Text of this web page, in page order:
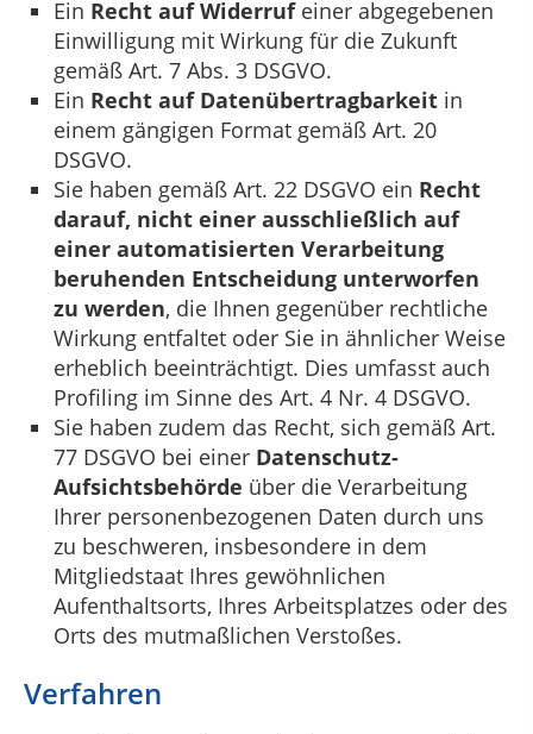
Ein Recht auf Widerrufeiner abgegebenen
Einwilligung mit Wirkung für die Zukunft
gemäß Art. 7 Abs. 3 DSGVO.
Ein Recht auf Datenübertragbarkeit in
einem gängigen Format gemäß Art. 20
DSGVO.
Sie haben gemäß Art. 22 DSGVO ein Recht
darauf, nicht einer ausschließlich auf
einer automatisierten Verarbeitung
beruhenden Entscheidung unterworfen
zu werden, die Ihnen gegenüber rechtliche
Wirkung entfaltet oder Sie in ähnlicher Weise
erheblich beeinträchtigt. Dies umfasst auch
Profiling im Sinne des Art. 4 Nr. 4 DSGVO.
Sie haben zudem das Recht, sich gemäß Art.
77 DSGVO bei einer Datenschutz-
Aufsichtsbehörde über die Verarbeitung
Ihrer personenbezogenen Daten durch uns
zu beschweren, insbesondere in dem
Mitgliedstaat Ihres gewöhnlichen
Aufenthaltsorts, Ihres Arbeitsplatzes oder des
Orts des mutmaßlichen Verstoßes.
Verfahren